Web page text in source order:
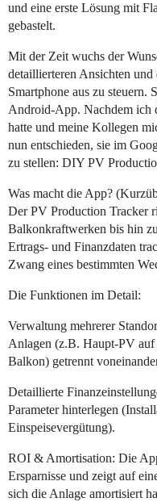
und eine erste Lösung mit
gebastelt.
Mit der Zeit wuchs der
detaillierteren Ansichten
Smartphone aus zu steuern.
Android-App. Nachdem ich
hatte und meine Kollegen
nun entschieden, sie im
zu stellen: DIY PV
Was macht die App?
Der PV Production Tracker
Balkonkraftwerken bis hin
Ertrags- und Finanzdaten
Zwang eines bestimmten
Die Funktionen im Detail:
Verwaltung mehrerer
Anlagen (z.B. Haupt-PV
Balkon) getrennt
Detaillierte
Parameter hinterlegen
Einspeisevergütung).
ROI & Amortisation: Die
Ersparnisse und zeigt auf
sich die Anlage amortisiert